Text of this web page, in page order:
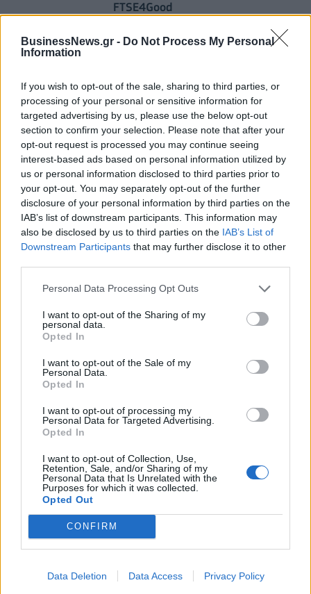
BusinessNews.gr - Do Not Process My Personal
Information
If you wish to opt-out of the sale, sharing to third parties, or
processing of your personal or sensitive information for
targeted advertising by us, please use the below opt-out
section to confirm your selection. Please note that after your
opt-out request is processed you may continue seeing
interest-based ads based on personal information utilized by
us or personal information disclosed to third parties prior to
your opt-out. You may separately opt-out of the further
disclosure of your personal information by third parties on the
IAB’s list of downstream participants. This information may
also be disclosed by us to third parties on the IAB’s List of
Downstream Participants that may further disclose it to other
Personal Data Processing Opt Outs
I want to opt-out of the Sharing of my
personal data.
Opted In
I want to opt-out of the Sale of my
Personal Data.
Opted In
I want to opt-out of processing my
Personal Data for Targeted Advertising.
Opted In
I want to opt-out of Collection, Use,
Retention, Sale, and/or Sharing of my
Personal Data that Is Unrelated with the
Purposes for which it was collected.
Opted Out
CONFIRM
Data Deletion Data Access Privacy Policy
FTSE4Good
αυτοκινητοβιομηχανία
06/08/2026 - 05:00
esteticamagazine.gr
“Kokoon Loutraki Coast”
esteticamagazine.gr
Aveda I One for All Leave in Elixir
22/07/2026 - 13:20
Η Εταιρεία